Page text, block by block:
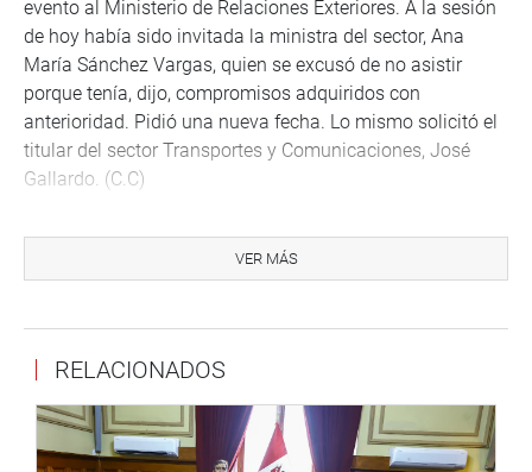
evento al Ministerio de Relaciones Exteriores. A la sesión
de hoy había sido invitada la ministra del sector, Ana
María Sánchez Vargas, quien se excusó de no asistir
porque tenía, dijo, compromisos adquiridos con
anterioridad. Pidió una nueva fecha. Lo mismo solicitó el
titular del sector Transportes y Comunicaciones, José
Gallardo. (C.C)
en nuestra página web y redes sociales.
www.congreso.gob.pe Facebook:
www.youtube.com/congresoperu Soundcloud:
VER MÁS
RELACIONADOS